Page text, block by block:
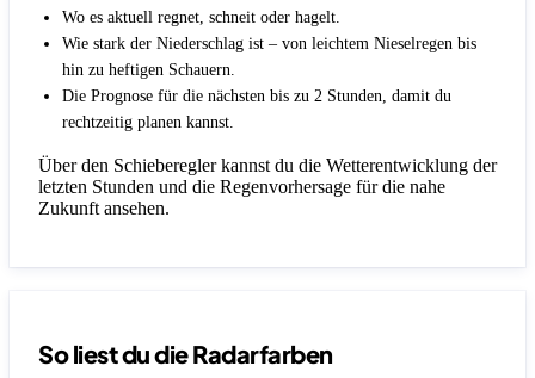
Wo es aktuell regnet, schneit oder hagelt.
Wie stark der Niederschlag ist – von leichtem Nieselregen bis
hin zu heftigen Schauern.
Die Prognose für die nächsten bis zu 2 Stunden, damit du
rechtzeitig planen kannst.
Über den Schieberegler kannst du die Wetterentwicklung der
letzten Stunden und die Regenvorhersage für die nahe
Zukunft ansehen.
So liest du die Radarfarben